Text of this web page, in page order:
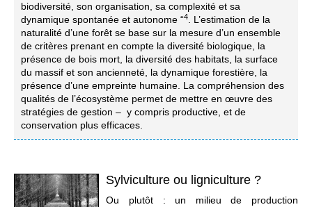
biodiversité, son organisation, sa complexité et sa
dynamique spontanée et autonome “4. L’estimation de la
naturalité d’une forêt se base sur la mesure d’un ensemble
de critères prenant en compte la diversité biologique, la
présence de bois mort, la diversité des habitats, la surface
du massif et son ancienneté, la dynamique forestière, la
présence d’une empreinte humaine. La compréhension des
qualités de l’écosystème permet de mettre en œuvre des
stratégies de gestion – y compris productive, et de
conservation plus efficaces.
Sylviculture ou ligniculture ?
Ou plutôt : un milieu de production